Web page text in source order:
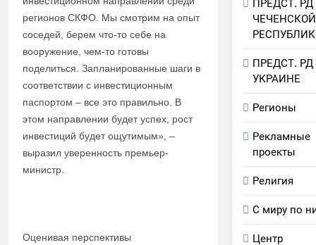
регионов СКФО. Мы смотрим на опыт
соседей, берем что-то себе на
вооружение, чем-то готовы
поделиться. Запланированные шаги в
соответствии с инвестиционным
паспортом – все это правильно. В
этом направлении будет успех, рост
инвестиций будет ощутимым», –
выразил уверенность премьер-
министр.
Оценивая перспективы
ПРЕДСТ. РД
ЧЕЧЕНСКОЙ
ПРЕДСТ. РД
УКРАИНЕ
Регионы
Рекламные
проекты
Религия
С миру по
Центр